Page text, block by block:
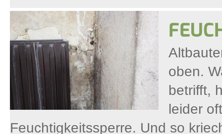
oben.
betrifft,
leider
Feuchtigkeitssperre. Und so